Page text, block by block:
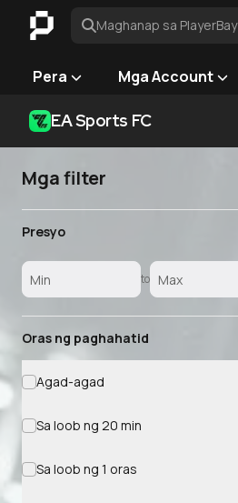
Maghanap sa PlayerBay
Pera Mga Account
EA Sports FC
Mga filter
Presyo
to
Oras ng paghahatid
Agad-agad
Sa loob ng 20 min
Sa loob ng 1 oras